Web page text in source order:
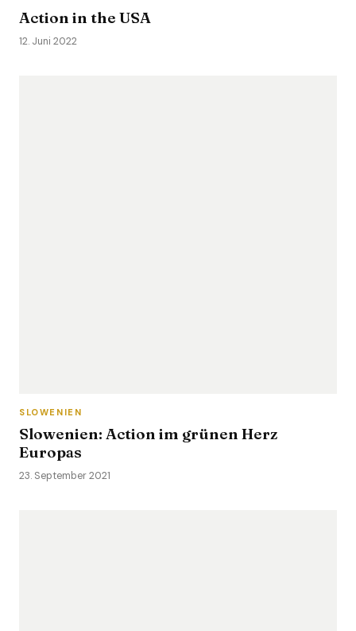
Action in the USA
12. Juni 2022
SLOWENIEN
Slowenien: Action im grünen Herz
Europas
23. September 2021